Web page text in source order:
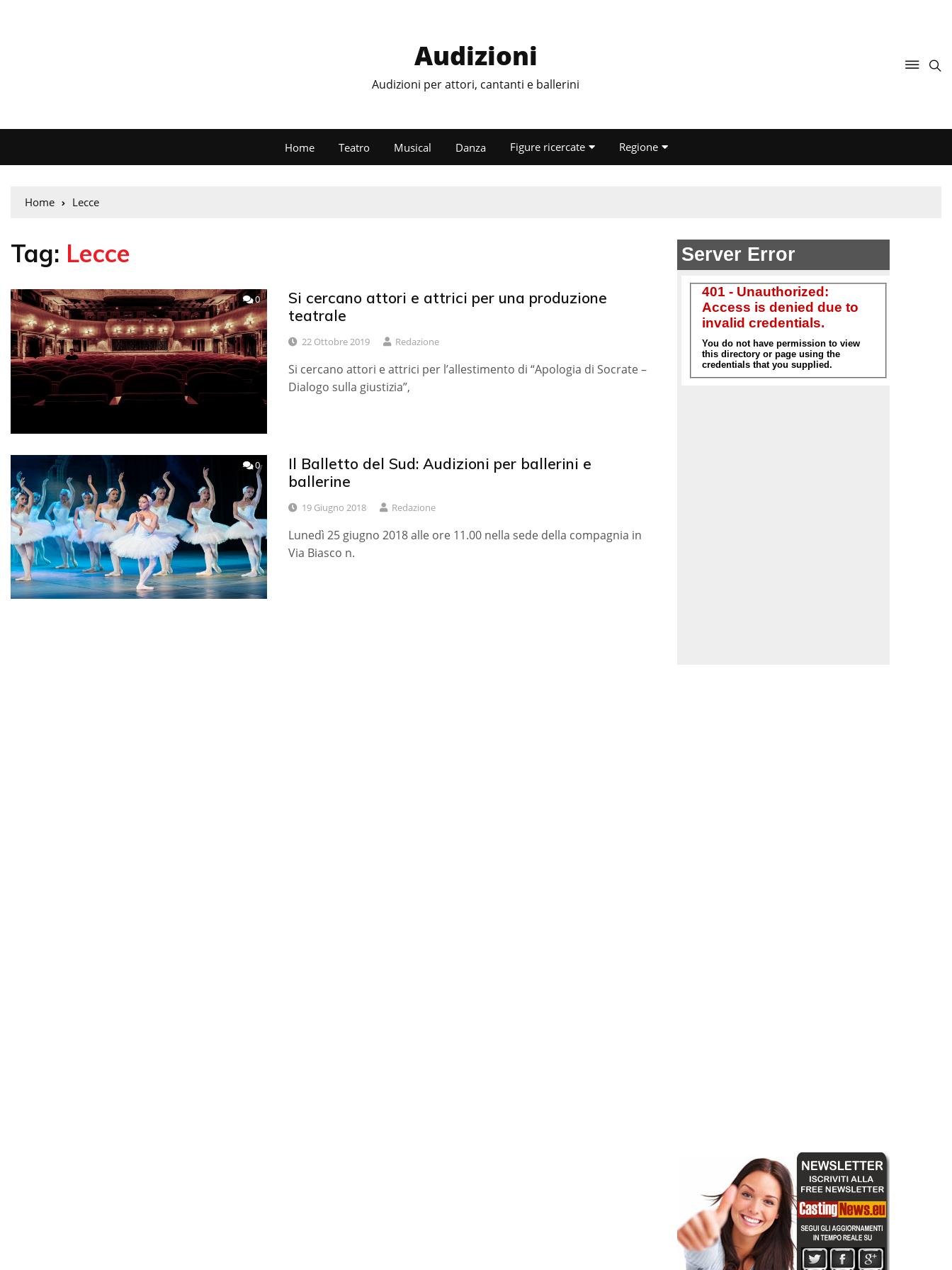
Audizioni
Audizioni per attori, cantanti e ballerini
Home Teatro Musical Danza Figure ricercate Regione
Home Lecce
Tag: Lecce
0
Si cercano attori e attrici per una produzione
teatrale
22 Ottobre 2019 Redazione
Si cercano attori e attrici per l’allestimento di “Apologia di Socrate –
Dialogo sulla giustizia”,
0
Il Balletto del Sud: Audizioni per ballerini e
ballerine
19 Giugno 2018 Redazione
Lunedì 25 giugno 2018 alle ore 11.00 nella sede della compagnia in
Via Biasco n.